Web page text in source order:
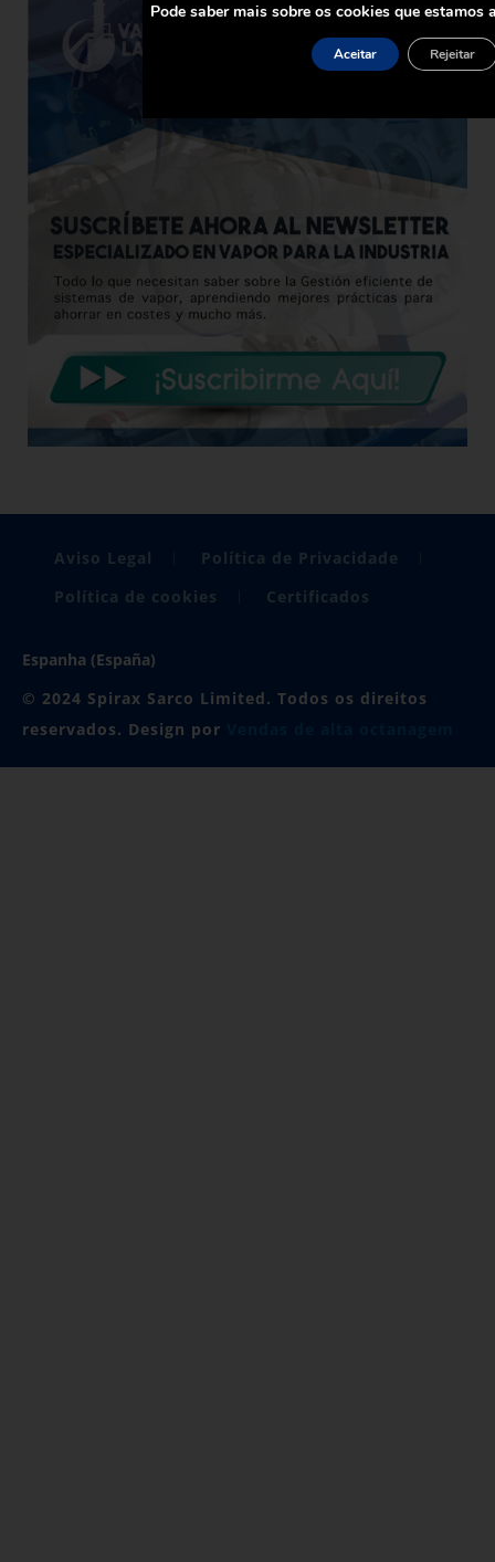
Aviso Legal
Política de Privacidade
Política de cookies
Certificados
Espanha (España)
© 2024 Spirax Sarco Limited. Todos os direitos
reservados. Design por
Pode saber mais sobre os cookies que
Aceitar Rejeitar